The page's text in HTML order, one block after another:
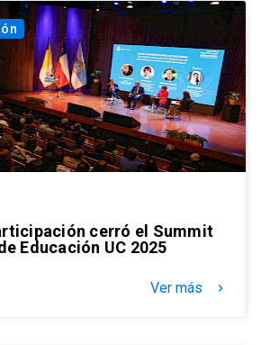
cerró el Summit
Educación UC 2025
Ver más keyboard_arrow_right